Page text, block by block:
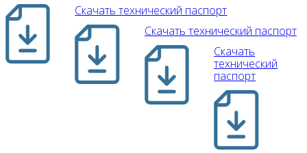
Скачать технический паспорт
Скачать технический паспорт
Скачать
технический
паспорт